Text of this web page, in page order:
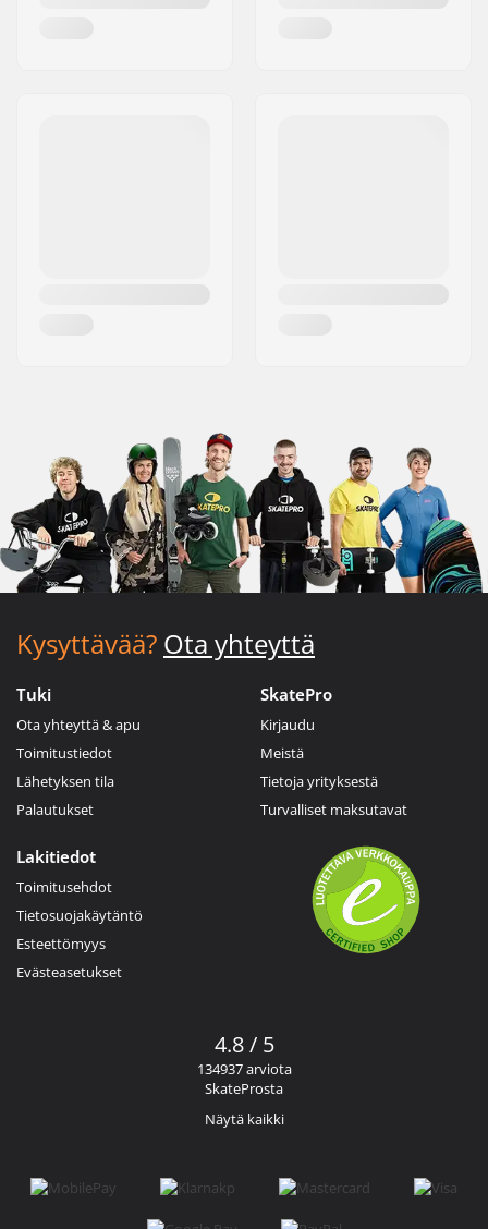
Kysyttävää? Ota yhteyttä
Tuki
Ota yhteyttä & apu
Toimitustiedot
Lähetyksen tila
Palautukset
SkatePro
Kirjaudu
Meistä
Tietoja yrityksestä
Turvalliset maksutavat
Lakitiedot
Toimitusehdot
Tietosuojakäytäntö
Esteettömyys
Evästeasetukset
4.8 / 5
134937 arviota
SkateProsta
Näytä kaikki